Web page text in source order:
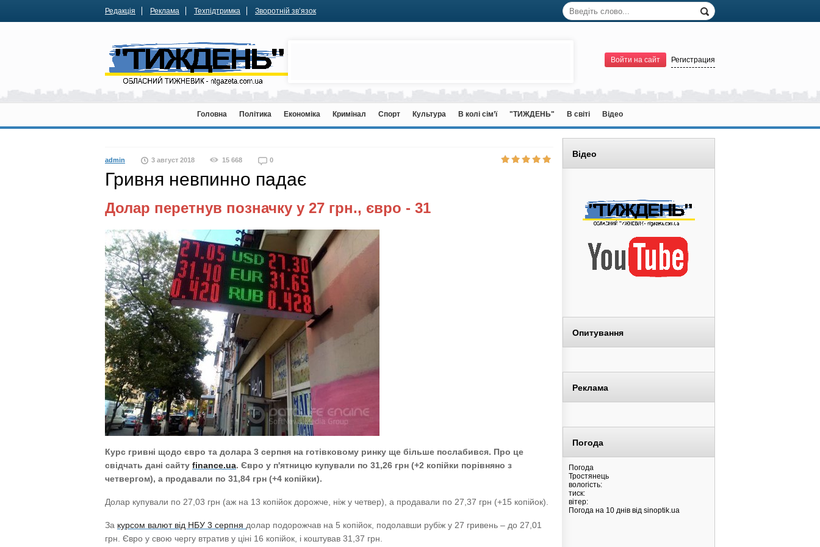
Редакція Реклама Техпідтримка Зворотній зв’язок
Войти на сайт Регистрация
Головна Політика Економіка Кримінал Спорт Культура В колі сім’ї "ТИЖДЕНЬ" В світі Відео
admin 3 август 2018 15 668 0
Гривня невпинно падає
Долар перетнув позначку у 27 грн., євро - 31
Курс гривні щодо євро та долара 3 серпня на готівковому ринку ще більше послабився. Про це
свідчать дані сайту finance.ua. Євро у п'ятницю купували по 31,26 грн (+2 копійки порівняно з
четвергом), а продавали по 31,84 грн (+4 копійки).
Долар купували по 27,03 грн (аж на 13 копійок дорожче, ніж у четвер), а продавали по 27,37 грн (+15 копійок).
За курсом валют від НБУ 3 серпня долар подорожчав на 5 копійок, подолавши рубіж у 27 гривень – до 27,01
грн. Євро у свою чергу втратив у ціні 16 копійок, і коштував 31,37 грн.
Відео
Опитування
Реклама
Погода
Погода
Тростянець
вологість:
тиск:
вітер:
Погода на 10 днів від sinoptik.ua